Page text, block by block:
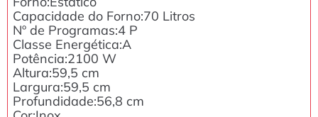
Capacidade do Forno:70 Litros
Nº de Programas:4 P
Classe Energética:A
Potência:2100 W
Altura:59,5 cm
Largura:59,5 cm
Profundidade:56,8 cm